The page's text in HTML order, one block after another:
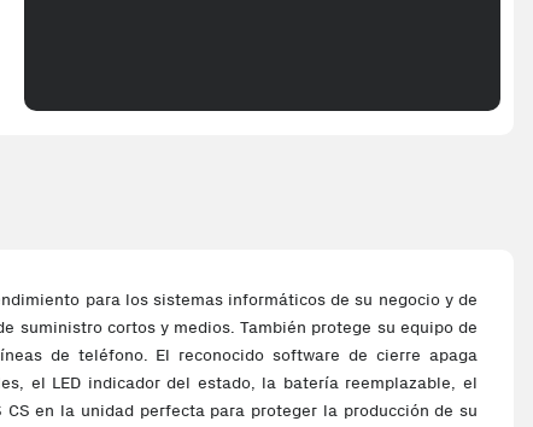
para los sistemas informáticos de su negocio y de
suministro cortos y medios. También protege su equipo de
de teléfono. El reconocido software de cierre apaga
el LED indicador del estado, la batería reemplazable, el
en la unidad perfecta para proteger la producción de su